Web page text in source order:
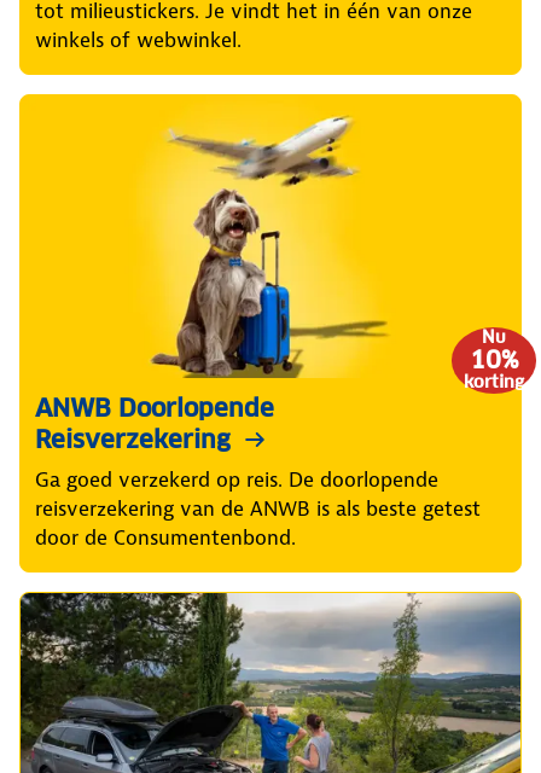
tot milieustickers. Je vindt het in één van onze
winkels of webwinkel.
Nu
10%
korting
ANWB Doorlopende
Reisverzekering
Ga goed verzekerd op reis. De doorlopende
reisverzekering van de ANWB is als beste getest
door de Consumentenbond.